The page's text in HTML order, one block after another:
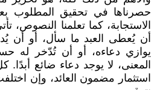
حصرناها في تحقيق المطلوب
الاستجابة، كما تعلمنا النصوص،
أن يُعطى العبد ما سأل، أو أن
يوازي دعاءه، أو أن تُدّخر له
المعنى، لا يوجد دعاء ضائع
استثمار مضمون العائد، وإن